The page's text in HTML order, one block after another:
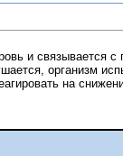
и связывается с
организм
на